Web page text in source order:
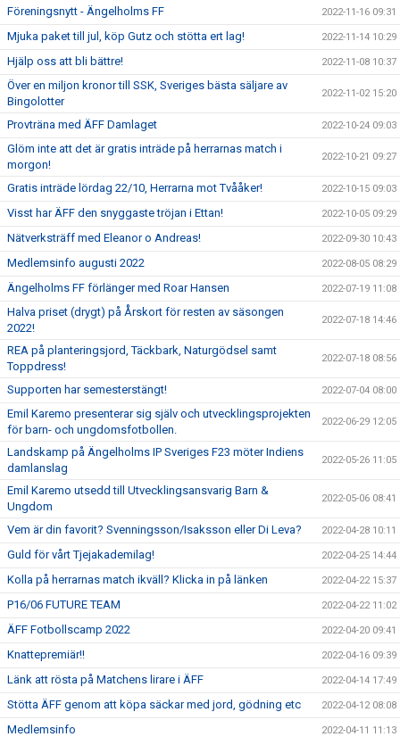
Föreningsnytt - Ängelholms FF 2022-11-16 09:31
Mjuka paket till jul, köp Gutz och stötta ert lag! 2022-11-14 10:29
Hjälp oss att bli bättre! 2022-11-08 10:37
Över en miljon kronor till SSK, Sveriges bästa säljare av
Bingolotter
2022-11-02 15:20
Provträna med ÄFF Damlaget 2022-10-24 09:03
Glöm inte att det är gratis inträde på herrarnas match i
morgon!
2022-10-21 09:27
Gratis inträde lördag 22/10, Herrarna mot Tvååker! 2022-10-15 09:03
Visst har ÄFF den snyggaste tröjan i Ettan! 2022-10-05 09:29
Nätverksträff med Eleanor o Andreas! 2022-09-30 10:43
Medlemsinfo augusti 2022 2022-08-05 08:29
Ängelholms FF förlänger med Roar Hansen 2022-07-19 11:08
Halva priset (drygt) på Årskort för resten av säsongen
2022!
2022-07-18 14:46
REA på planteringsjord, Täckbark, Naturgödsel samt
Toppdress!
2022-07-18 08:56
Supporten har semesterstängt! 2022-07-04 08:00
Emil Karemo presenterar sig själv och utvecklingsprojekten
för barn- och ungdomsfotbollen.
2022-06-29 12:05
Landskamp på Ängelholms IP Sveriges F23 möter Indiens
damlanslag
2022-05-26 11:05
Emil Karemo utsedd till Utvecklingsansvarig Barn &
Ungdom
2022-05-06 08:41
Vem är din favorit? Svenningsson/Isaksson eller Di Leva? 2022-04-28 10:11
Guld för vårt Tjejakademilag! 2022-04-25 14:44
Kolla på herrarnas match ikväll? Klicka in på länken 2022-04-22 15:37
P16/06 FUTURE TEAM 2022-04-22 11:02
ÄFF Fotbollscamp 2022 2022-04-20 09:41
Knattepremiär!! 2022-04-16 09:39
Länk att rösta på Matchens lirare i ÄFF 2022-04-14 17:49
Stötta ÄFF genom att köpa säckar med jord, gödning etc 2022-04-12 08:08
Medlemsinfo 2022-04-11 11:13